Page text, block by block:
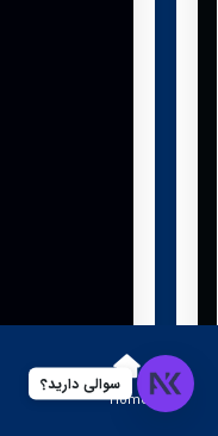
Home
سوالی دارید؟